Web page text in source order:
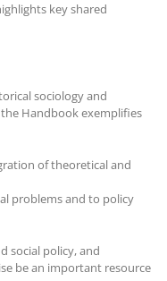
key shared
sociology and
Handbook exemplifies
of theoretical and
problems and to policy
social policy, and
be an important resource